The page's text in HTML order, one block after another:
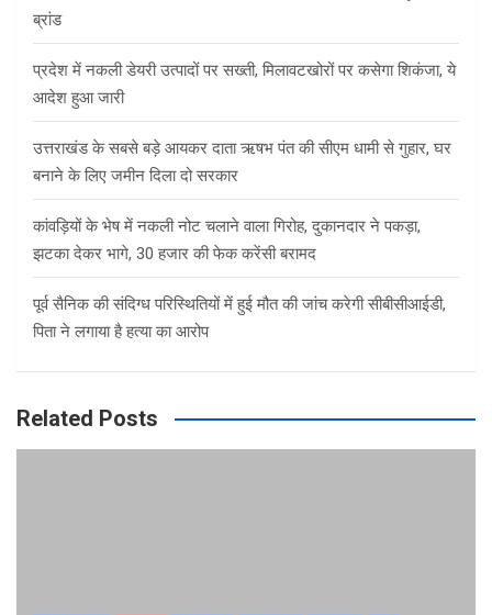
ब्रांड
प्रदेश में नकली डेयरी उत्पादों पर सख्ती, मिलावटखोरों पर कसेगा शिकंजा, ये
आदेश हुआ जारी
उत्तराखंड के सबसे बड़े आयकर दाता ऋषभ पंत की सीएम धामी से गुहार, घर
बनाने के लिए जमीन दिला दो सरकार
कांवड़ियों के भेष में नकली नोट चलाने वाला गिरोह, दुकानदार ने पकड़ा,
झटका देकर भागे, 30 हजार की फेक करेंसी बरामद
पूर्व सैनिक की संदिग्ध परिस्थितियों में हुई मौत की जांच करेगी सीबीसीआईडी,
पिता ने लगाया है हत्या का आरोप
Related Posts